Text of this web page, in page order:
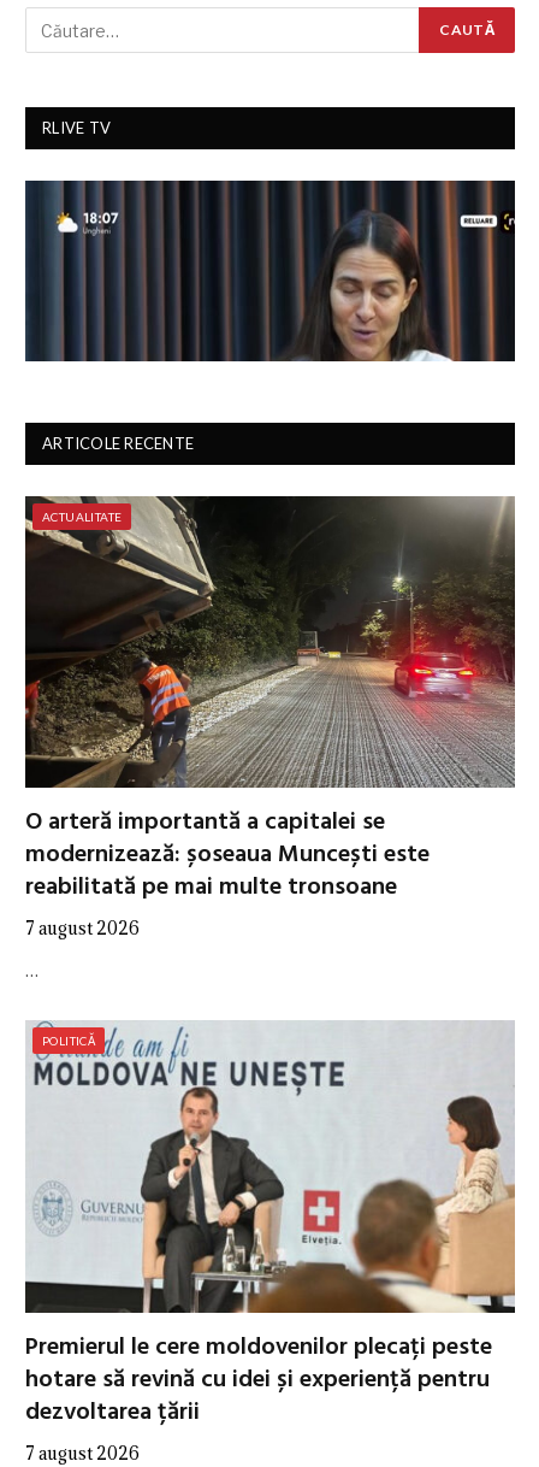
RLIVE TV
ARTICOLE RECENTE
ACTUALITATE
O arteră importantă a capitalei se
modernizează: șoseaua Muncești este
reabilitată pe mai multe tronsoane
7 august 2026
…
POLITICĂ
Premierul le cere moldovenilor plecați peste
hotare să revină cu idei și experiență pentru
dezvoltarea țării
7 august 2026